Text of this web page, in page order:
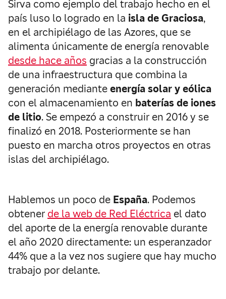
Sirva como ejemplo del trabajo hecho en el
país luso lo logrado en la isla de Graciosa,
en el archipiélago de las Azores, que se
alimenta únicamente de energía renovable
desde hace años gracias a la construcción
de una infraestructura que combina la
generación medianteenergía solar y eólica
con el almacenamiento en baterías de iones
de litio. Se empezó a construir en 2016 y se
finalizó en 2018. Posteriormente se han
puesto en marcha otros proyectos en otras
islas del archipiélago.
Hablemos un poco de España. Podemos
obtener de la web de Red Eléctrica el dato
del aporte de la energía renovable durante
el año 2020 directamente: un esperanzador
44% que a la vez nos sugiere que hay mucho
trabajo por delante.